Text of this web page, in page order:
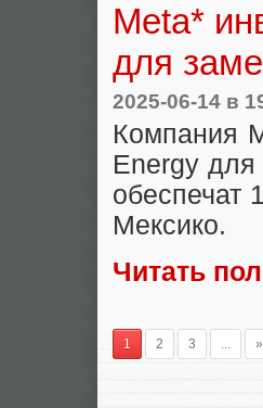
Meta*
для
2025-06-14 в
Компания
Energy для
обеспечат
Мексико.
Читать
1 2 3 ... »